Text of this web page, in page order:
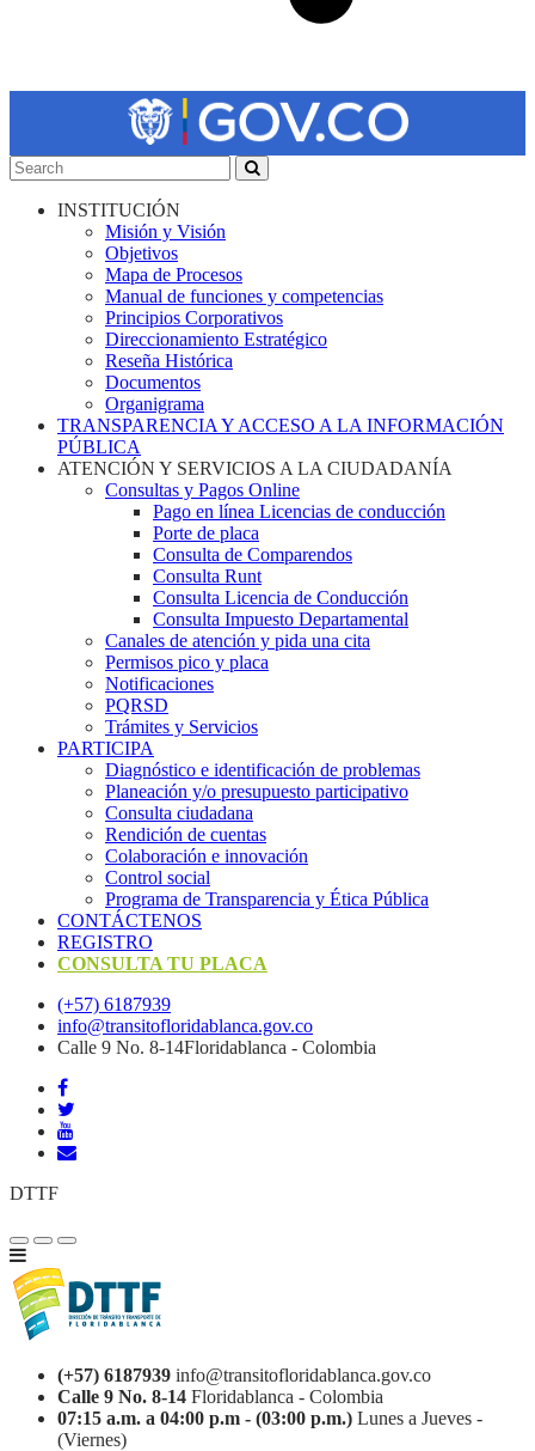
INSTITUCIÓN
Misión y Visión
Objetivos
Mapa de Procesos
Manual de funciones y competencias
Principios Corporativos
Direccionamiento Estratégico
Reseña Histórica
Documentos
Organigrama
TRANSPARENCIA Y ACCESO A LA INFORMACIÓN
PÚBLICA
ATENCIÓN Y SERVICIOS A LA CIUDADANÍA
Consultas y Pagos Online
Pago en línea Licencias de conducción
Porte de placa
Consulta de Comparendos
Consulta Runt
Consulta Licencia de Conducción
Consulta Impuesto Departamental
Canales de atención y pida una cita
Permisos pico y placa
Notificaciones
PQRSD
Trámites y Servicios
PARTICIPA
Diagnóstico e identificación de problemas
Planeación y/o presupuesto participativo​
Consulta ciudadana
Rendición de cuentas
Colaboración e innovación
Control social
Programa de Transparencia y Ética Pública
CONTÁCTENOS
REGISTRO
CONSULTA TU PLACA
(+57) 6187939
info@transitofloridablanca.gov.co
Calle 9 No. 8-14Floridablanca - Colombia
DTTF
(+57) 6187939 info@transitofloridablanca.gov.co
Calle 9 No. 8-14 Floridablanca - Colombia
07:15 a.m. a 04:00 p.m - (03:00 p.m.) Lunes a Jueves -
(Viernes)